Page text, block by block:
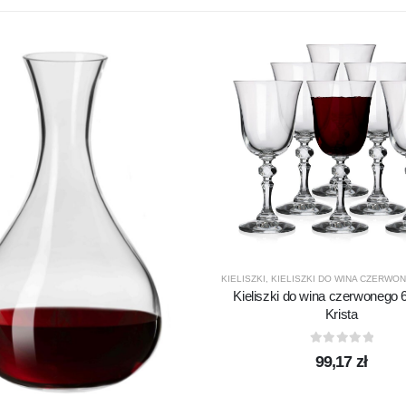
KIELISZKI KIELISZKI DO WINA
Kieliszki do wina czerwonego
Krista
99,17 zł